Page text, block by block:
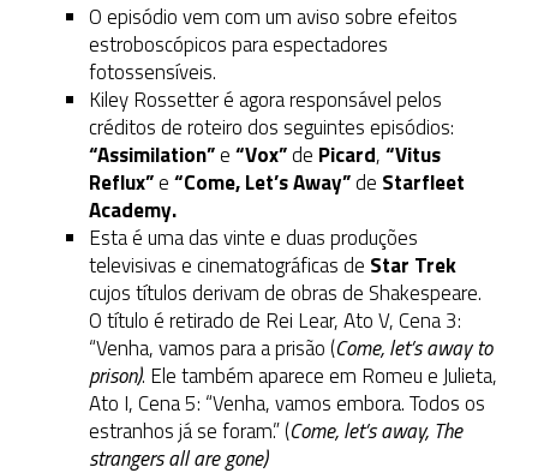
O episódio vem com um aviso sobre efeitos
estroboscópicos para espectadores
fotossensíveis.
Kiley Rossetter é agora responsável pelos
créditos de roteiro dos seguintes episódios:
“Assimilation”e“Vox”de Picard,“Vitus
Reflux”e“Come, Let’s Away”de Starfleet
Academy.
Esta é uma das vinte e duas produções
televisivas e cinematográficas de Star Trek
cujos títulos derivam de obras de Shakespeare.
O título é retirado de Rei Lear, Ato V, Cena 3:
“Venha, vamos para a prisão (Come, let’s away to
prison). Ele também aparece em Romeu e Julieta,
Ato I, Cena 5: “Venha, vamos embora. Todos os
estranhos já se foram.” (Come, let’s away, The
strangers all are gone)